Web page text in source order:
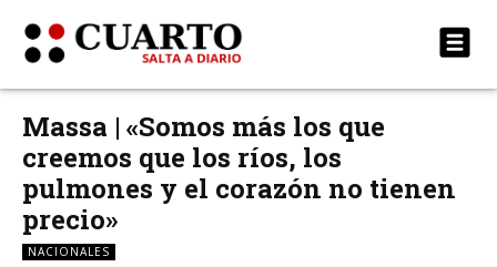
Massa | «Somos más los que
creemos que los ríos, los
pulmones y el corazón no tienen
precio»
NACIONALES